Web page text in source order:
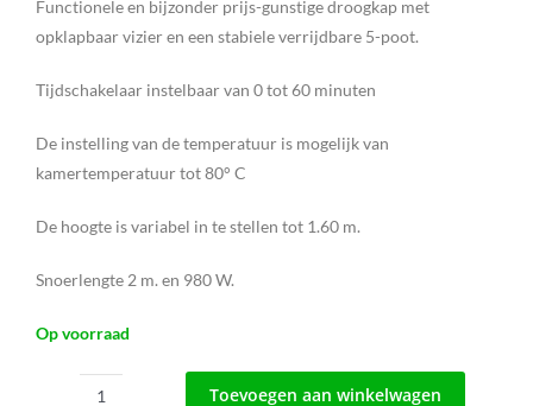
Functionele en bijzonder prijs-gunstige droogkap met
opklapbaar vizier en een stabiele verrijdbare 5-poot.
Tijdschakelaar instelbaar van 0 tot 60 minuten
De instelling van de temperatuur is mogelijk van
kamertemperatuur tot 80° C
De hoogte is variabel in te stellen tot 1.60 m.
Snoerlengte 2 m. en 980 W.
Op voorraad
Toevoegen aan winkelwagen